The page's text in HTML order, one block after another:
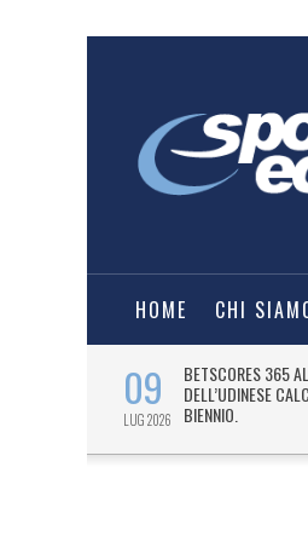
HOME CHI
09
LUG 2026
BETSCORES 365
DELL’UDINESE
BIENNIO.